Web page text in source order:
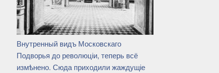
Внутренный видъ Московскаго
Подворья до революціи, теперь всё
измѣнено. Сюда приходили жаждущіе